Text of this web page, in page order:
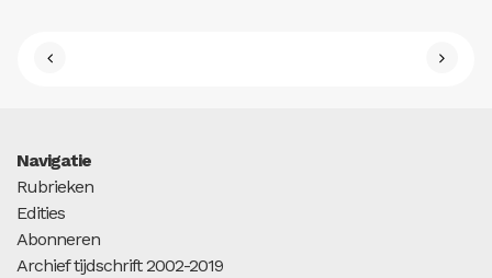
Navigatie
Rubrieken
Edities
Abonneren
Archief tijdschrift 2002-2019